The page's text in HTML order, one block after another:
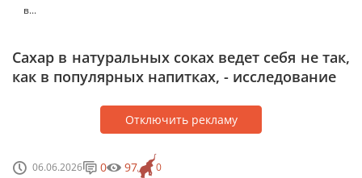
в...
Сахар в натуральных соках ведет себя не так,
как в популярных напитках, - исследование
Отключить рекламу
06.06.2026 0
0 97